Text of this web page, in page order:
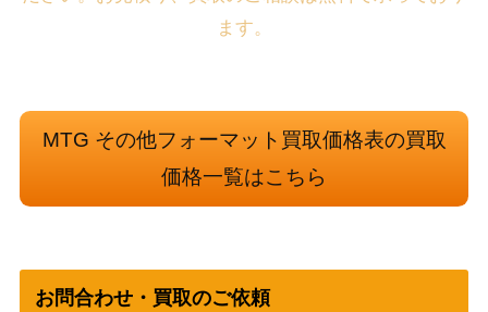
ます。
MTG その他フォーマット買取価格表の買取
価格一覧はこちら
お問合わせ・買取のご依頼